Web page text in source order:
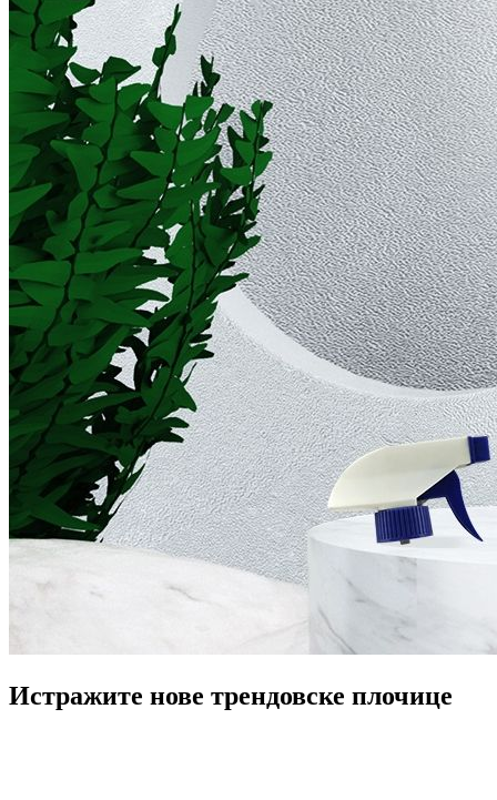
Истражите нове трендовске плочице